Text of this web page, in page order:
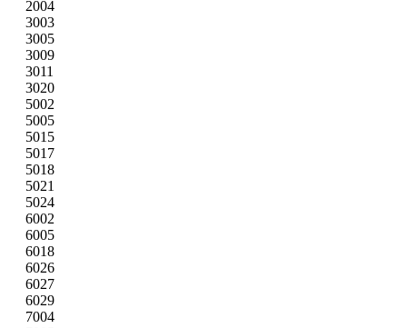
2004
3003
3005
3009
3011
3020
5002
5005
5015
5017
5018
5021
5024
6002
6005
6018
6026
6027
6029
7004